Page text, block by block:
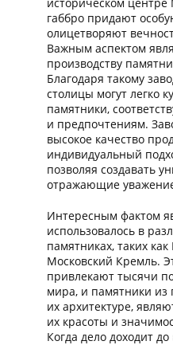
габбро придают
олицетворяют
Важным аспектом
производству
Благодаря такому
столицы могут легко
памятники,
и предпочтениям.
высокое качество
индивидуальный
позволяя создавать
отражающие
Интересным фактом
использовалось в
памятниках, таких
Московский Кремль.
привлекают тысячи
мира, и памятники из
их архитектуре,
их красоты и
Когда дело доходит